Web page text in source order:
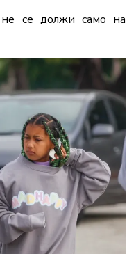
не се должи само на